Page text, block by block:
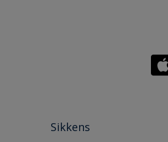
Sikkens